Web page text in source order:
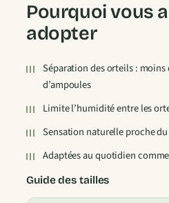
e
s
D
t
s
a
n
Pourquoi vous
adopter
Séparation des orteils :
d’ampoules
Limite l’humidité entre les
Sensation naturelle proche
Adaptées au quotidien
Guide des tailles